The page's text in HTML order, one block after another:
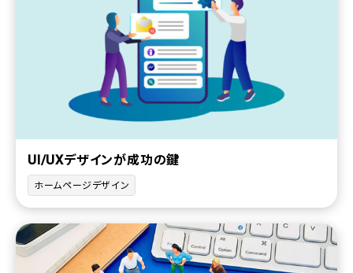
UI/UXデザインが成功の鍵
ホームページデザイン